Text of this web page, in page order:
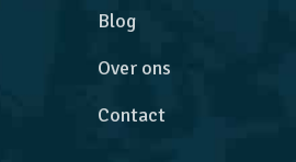
Blog
Over ons
Contact